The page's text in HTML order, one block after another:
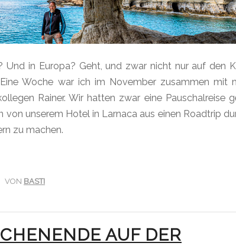
Und in Europa? Geht, und zwar nicht nur auf den
Woche war ich im November zusammen mit
Rainer. Wir hatten zwar eine Pauschalreise
von unserem Hotel in Larnaca aus einen Roadtrip
zu machen.
VON BASTI
AUF DER